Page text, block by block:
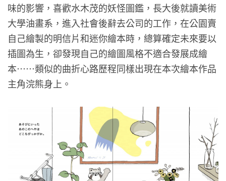
味的影響，喜歡水木茂的妖怪圖鑑，長大後就讀美術
大學油畫系，進入社會後辭去公司的工作，在公園賣
自己繪製的明信片和迷你繪本時，總算確定未來要以
插圖為生，卻發現自己的繪圖風格不適合發展成繪
本⋯⋯類似的曲折心路歷程同樣出現在本次繪本作品
主角浣熊身上。